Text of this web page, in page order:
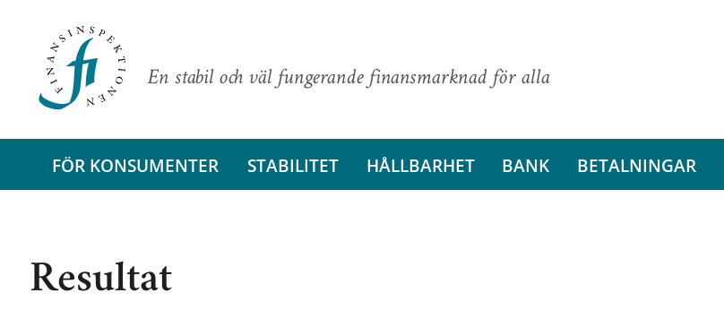
En stabil och väl fungerande finansmarknad för alla
FÖR KONSUMENTER STABILITET HÅLLBARHET BANK BETALNINGAR
Resultat